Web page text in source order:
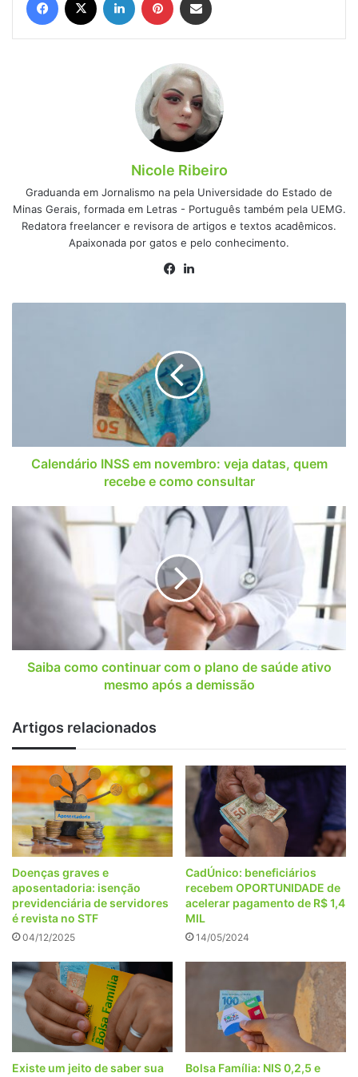
Nicole Ribeiro
Graduanda em Jornalismo na pela Universidade do Estado de
Minas Gerais, formada em Letras - Português também pela UEMG.
Redatora freelancer e revisora de artigos e textos acadêmicos.
Apaixonada por gatos e pelo conhecimento.
Facebook
e
comoCalendário INSS em novembro: veja datas, quem
recebe e como consultar
Saiba
continuar
ativo
mesmo
Saiba como continuar com o plano de saúde ativo
mesmo após a demissão
Artigos relacionados
Doenças graves e
aposentadoria: isenção
previdenciária de servidores
é revista no STF
04/12/2025
CadÚnico: beneficiários
recebem OPORTUNIDADE de
acelerar pagamento de R$ 1,4
MIL
14/05/2024
Existe um jeito de saber sua
Bolsa Família: NIS 0,2,5 e